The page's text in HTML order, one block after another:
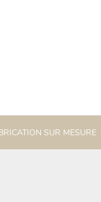
SUR MESURE